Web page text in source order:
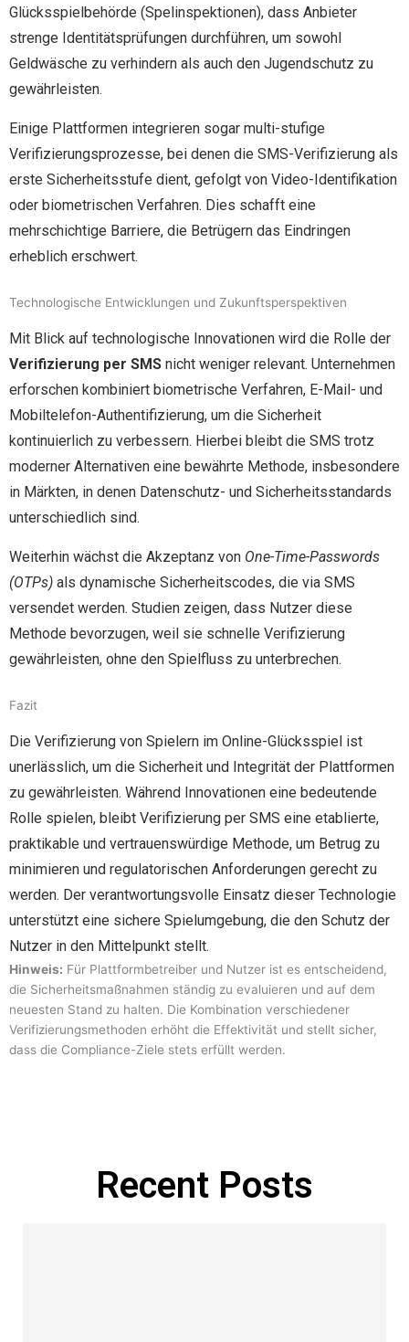
Glücksspielbehörde (Spelinspektionen), dass Anbieter
strenge Identitätsprüfungen durchführen, um sowohl
Geldwäsche zu verhindern als auch den Jugendschutz zu
gewährleisten.
Einige Plattformen integrieren sogar multi-stufige
Verifizierungsprozesse, bei denen die SMS-Verifizierung als
erste Sicherheitsstufe dient, gefolgt von Video-Identifikation
oder biometrischen Verfahren. Dies schafft eine
mehrschichtige Barriere, die Betrügern das Eindringen
erheblich erschwert.
Technologische Entwicklungen und Zukunftsperspektiven
Mit Blick auf technologische Innovationen wird die Rolle der
Verifizierung per SMS nicht weniger relevant. Unternehmen
erforschen kombiniert biometrische Verfahren, E-Mail- und
Mobiltelefon-Authentifizierung, um die Sicherheit
kontinuierlich zu verbessern. Hierbei bleibt die SMS trotz
moderner Alternativen eine bewährte Methode, insbesondere
in Märkten, in denen Datenschutz- und Sicherheitsstandards
unterschiedlich sind.
Weiterhin wächst die Akzeptanz von One-Time-Passwords
(OTPs) als dynamische Sicherheitscodes, die via SMS
versendet werden. Studien zeigen, dass Nutzer diese
Methode bevorzugen, weil sie schnelle Verifizierung
gewährleisten, ohne den Spielfluss zu unterbrechen.
Fazit
Die Verifizierung von Spielern im Online-Glücksspiel ist
unerlässlich, um die Sicherheit und Integrität der Plattformen
zu gewährleisten. Während Innovationen eine bedeutende
Rolle spielen, bleibt Verifizierung per SMS eine etablierte,
praktikable und vertrauenswürdige Methode, um Betrug zu
minimieren und regulatorischen Anforderungen gerecht zu
werden. Der verantwortungsvolle Einsatz dieser Technologie
unterstützt eine sichere Spielumgebung, die den Schutz der
Nutzer in den Mittelpunkt stellt.
Hinweis: Für Plattformbetreiber und Nutzer ist es entscheidend,
die Sicherheitsmaßnahmen ständig zu evaluieren und auf dem
neuesten Stand zu halten. Die Kombination verschiedener
Verifizierungsmethoden erhöht die Effektivität und stellt sicher,
dass die Compliance-Ziele stets erfüllt werden.
Recent Posts